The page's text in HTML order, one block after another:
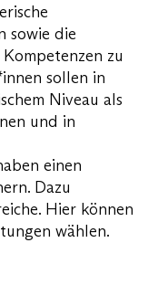
sowie die
zu
sollen in
Niveau als
und in
einen
Dazu
Hier können
wählen.